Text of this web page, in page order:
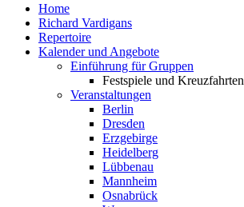
Home
Richard Vardigans
Repertoire
Kalender und Angebote
Einführung für Gruppen
Festspiele und Kreuzfahrten
Veranstaltungen
Berlin
Dresden
Erzgebirge
Heidelberg
Lübbenau
Mannheim
Osnabrück